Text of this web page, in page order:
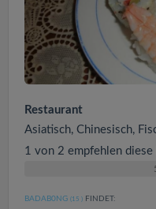
Restaurant
Asiatisch, Chinesisch,
1 von 2 empfehlen diese
BADAB0NG (15 ) FINDET: